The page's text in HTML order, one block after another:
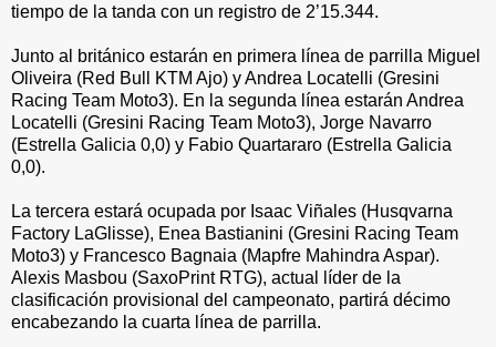
tiempo de la tanda con un registro de 2’15.344.
Junto al británico estarán en primera línea de parrilla Miguel
Oliveira (Red Bull KTM Ajo) y Andrea Locatelli (Gresini
Racing Team Moto3). En la segunda línea estarán Andrea
Locatelli (Gresini Racing Team Moto3), Jorge Navarro
(Estrella Galicia 0,0) y Fabio Quartararo (Estrella Galicia
0,0).
La tercera estará ocupada por Isaac Viñales (Husqvarna
Factory LaGlisse), Enea Bastianini (Gresini Racing Team
Moto3) y Francesco Bagnaia (Mapfre Mahindra Aspar).
Alexis Masbou (SaxoPrint RTG), actual líder de la
clasificación provisional del campeonato, partirá décimo
encabezando la cuarta línea de parrilla.